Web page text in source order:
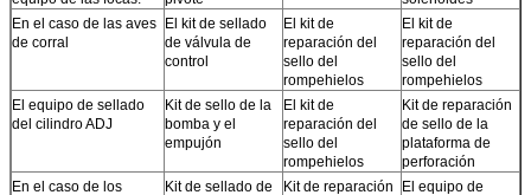
En el caso de las aves
de corral
El kit de sellado
de válvula de
control
El kit de
reparación del
sello del
rompehielos
El kit de
reparación del
sello del
rompehielos
El equipo de sellado
del cilindro ADJ
Kit de sello de la
bomba y el
empujón
El kit de
reparación del
sello del
rompehielos
Kit de reparación
de sello de la
plataforma de
perforación
En el caso de los
Kit de sellado de Kit de reparación El equipo de